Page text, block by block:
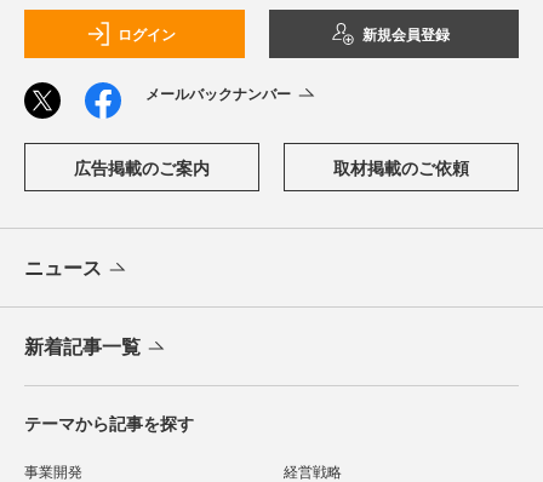
ログイン 新規会員登録
メールバックナンバー
広告掲載のご案内 取材掲載のご依頼
ニュース
新着記事一覧
テーマから記事を探す
事業開発 経営戦略